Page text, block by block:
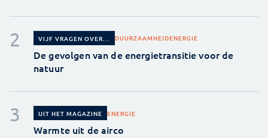
VIJF VRAGEN OVER... DUURZAAMHEIDENERGIE
De gevolgen van de energietransitie voor de
natuur
UIT HET MAGAZINE ENERGIE
Warmte uit de airco